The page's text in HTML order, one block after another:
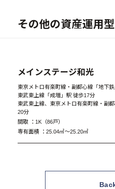
その他の資産運用
メインステージ和光
東京メトロ有楽町線・副都心線「地下
東武東上線「成増」駅 徒歩17分
東武東上線、東京メトロ有楽町線・副
20分
間取 ： 1K（86戸）
専有面積 ： 25.04㎡～25.20㎡